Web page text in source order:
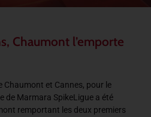
Chaumont l’emporte
Chaumont et Cannes, pour le
de Marmara SpikeLigue a été
remportant les deux premiers